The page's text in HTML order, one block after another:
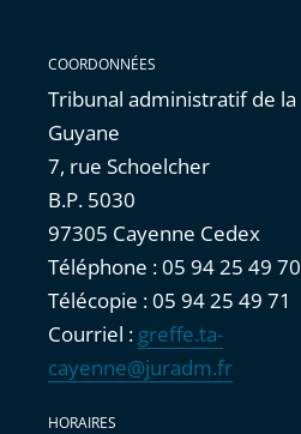
COORDONNÉES
Tribunal administratif de la
Guyane
7, rue Schoelcher
B.P. 5030
97305 Cayenne Cedex
Téléphone : 05 94 25 49 70
Télécopie : 05 94 25 49 71
Courriel : greffe.ta-
cayenne@juradm.fr
HORAIRES